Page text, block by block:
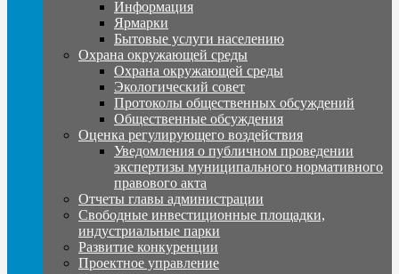
Информация
Ярмарки
Бытовые услуги населению
Охрана окружающей среды
Охрана окружающей среды
Экологический совет
Протоколы общественных обсуждений
Общественные обсуждения
Оценка регулирующего воздействия
Уведомления о публичном проведении
экспертизы муниципального нормативного
правового акта
Отчеты главы администрации
Свободные инвестиционные площадки,
индустриальные парки
Развитие конкуренции
Проектное управление